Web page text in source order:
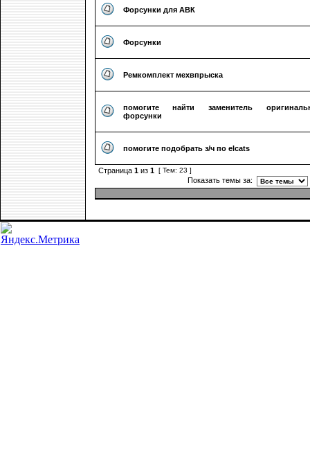
Форсунки для АВК
Форсунки
Ремкомплект мехвпрыска
помогите найти заменитель
форсунки
помогите подобрать з/ч по elcats
Страница 1из 1 [ Тем: 23 ]
Показать темы за: